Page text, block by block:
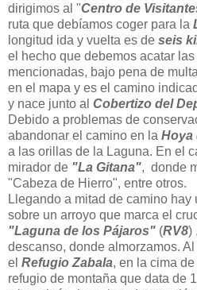
dirigimos al "Centro de
ruta que debíamos coger para la
longitud ida y vuelta es de seis
el hecho que debemos acatar
mencionadas, bajo pena de
en el mapa y es el camino
y nace junto al Cobertizo del
Debido a problemas de
abandonar el camino en la Hoya
a las orillas de la Laguna. En el
mirador de "La Gitana", donde
"Cabeza de Hierro", entre otros.
Llegando a mitad de camino hay
sobre un arroyo que marca el
"Laguna de los Pájaros" (RV8)
descanso, donde almorzamos.
el Refugio Zabala, en la cima
refugio de montaña que data de